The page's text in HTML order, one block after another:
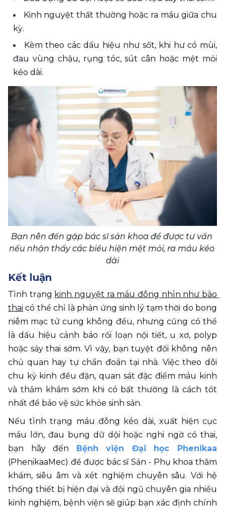
Kinh nguyệt thất thường hoặc ra máu giữa chu
kỳ.
Kèm theo các dấu hiệu như sốt, khi hư có mùi,
đau vùng chậu, rụng tóc, sút cân hoặc mệt mỏi
kéo dài.
Bạn nên đến gặp bác sĩ sản khoa để được tư vấn
nếu nhận thấy các biểu hiện mệt mỏi, ra máu kéo
dài
Kết luận
Tình trạng kinh nguyệt ra máu đông nhìn như bào
thai có thể chỉ là phản ứng sinh lý tạm thời do bong
niêm mạc tử cung không đều, nhưng cũng có thể
là dấu hiệu cảnh báo rối loạn nội tiết, u xơ, polyp
hoặc sảy thai sớm. Vì vậy, bạn tuyệt đối không nên
chủ quan hay tự chẩn đoán tại nhà. Việc theo dõi
chu kỳ kinh đều đặn, quan sát đặc điểm máu kinh
và thăm khám sớm khi có bất thường là cách tốt
nhất để bảo vệ sức khỏe sinh sản.
Nếu tình trạng máu đông kéo dài, xuất hiện cục
máu lớn, đau bụng dữ dội hoặc nghi ngờ có thai,
bạn hãy đến Bệnh viện Đại học Phenikaa
(PhenikaaMec) để được bác sĩ Sản - Phụ khoa thăm
khám, siêu âm và xét nghiệm chuyên sâu. Với hệ
thống thiết bị hiện đại và đội ngũ chuyên gia nhiều
kinh nghiệm, bệnh viện sẽ giúp bạn xác định chính